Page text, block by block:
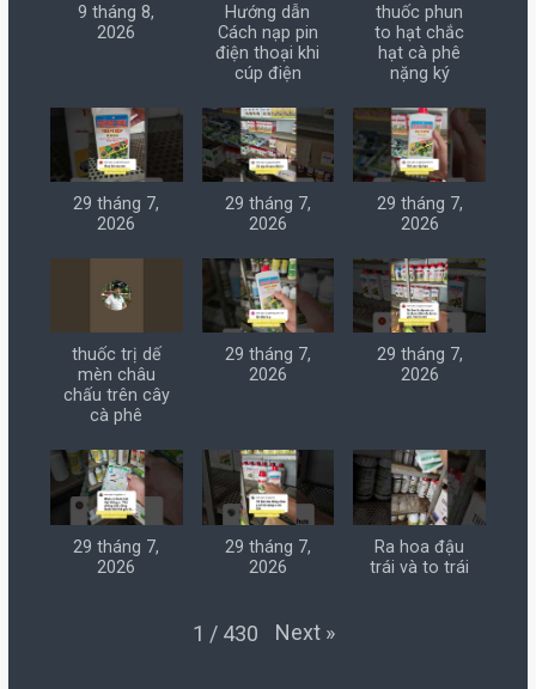
9 tháng 8,
2026
Hướng dẫn
Cách nạp pin
điện thoại khi
cúp điện
thuốc phun
to hạt chắc
hạt cà phê
nặng ký
29 tháng 7,
2026
29 tháng 7,
2026
29 tháng 7,
2026
thuốc trị dế
mèn châu
chấu trên cây
cà phê
29 tháng 7,
2026
29 tháng 7,
2026
29 tháng 7,
2026
29 tháng 7,
2026
Ra hoa đậu
trái và to trái
1 / 430 Next »